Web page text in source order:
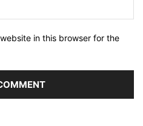
in this browser for the